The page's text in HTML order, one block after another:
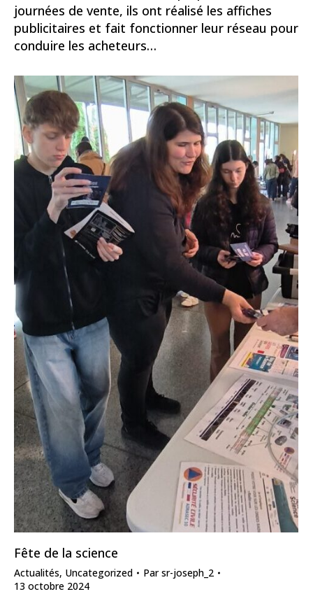
journées de vente, ils ont réalisé les affiches
publicitaires et fait fonctionner leur réseau pour
conduire les acheteurs…
Fête de la science
Actualités, Uncategorized Parsr-joseph_2
13 octobre 2024